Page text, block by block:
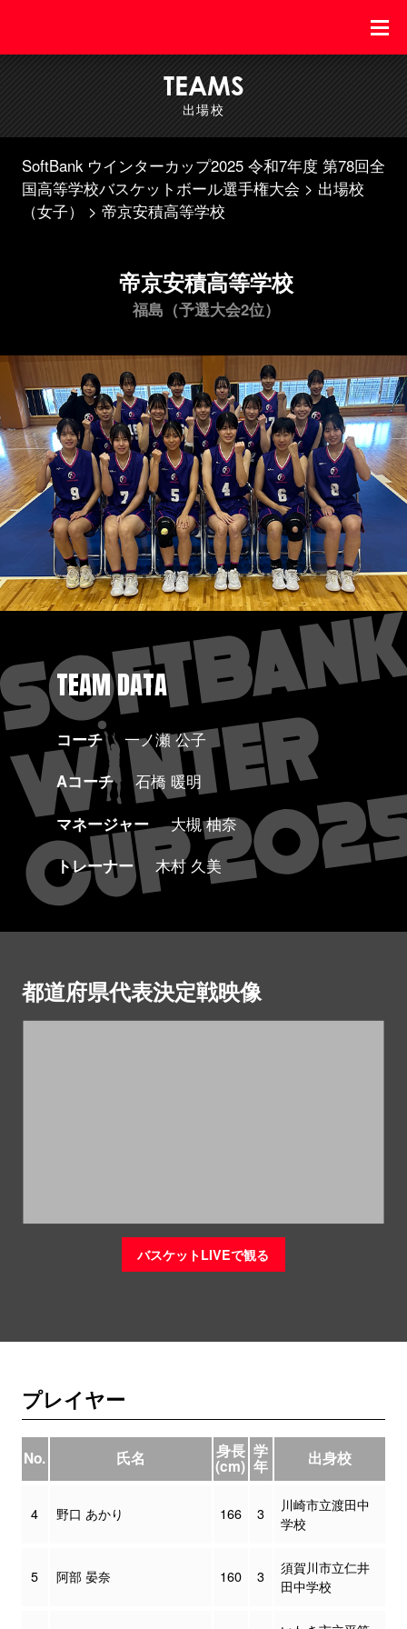
TEAMS
出場校
SoftBank ウインターカップ2025 令和7年度 第78回全
国高等学校バスケットボール選手権大会
出場校
（女子）
帝京安積高等学校
帝京安積高等学校
福島（予選大会2位）
TEAM DATA
コーチ
一ノ瀬 公子
Aコーチ
石橋 暖明
マネージャー
大槻 柚奈
トレーナー
木村 久美
都道府県代表決定戦映像
バスケットLIVEで観る
プレイヤー
No. 氏名 身長
(cm)
学
年 出身校
4 野口 あかり 166 3
川崎市立渡田中
学校
5 阿部 晏奈 160 3
須賀川市立仁井
田中学校